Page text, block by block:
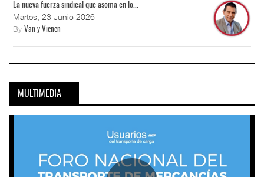
La nueva fuerza sindical que asoma en lo...
Martes, 23 Junio 2026
By Van y Vienen
MULTIMEDIA